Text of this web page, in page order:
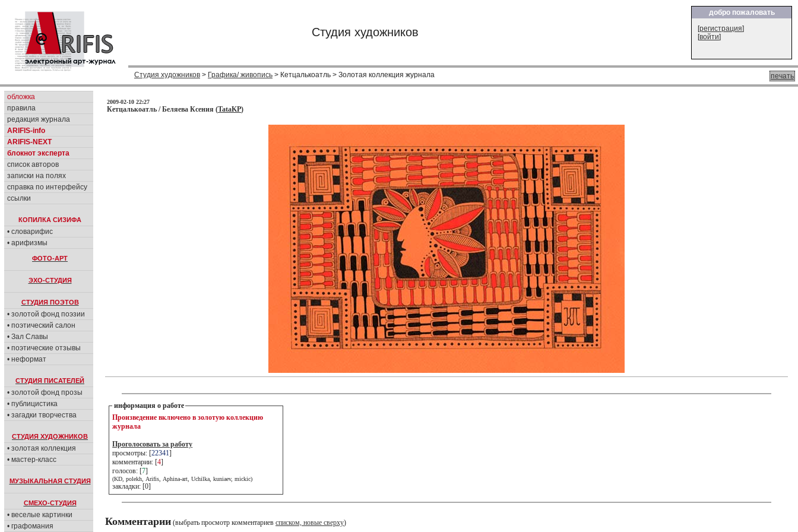
Студия художников
добро пожаловать
[регистрация]
[войти]
печать
Студия художников > Графика/ живопись > Кетцалькоатль > Золотая коллекция журнала
обложка
правила
редакция журнала
ARIFIS-info
ARIFIS-NEXT
блокнот эксперта
список авторов
записки на полях
справка по интерфейсу
ссылки
КОПИЛКА СИЗИФА
• словарифис
• арифизмы
ФОТО-АРТ
ЭХО-СТУДИЯ
СТУДИЯ ПОЭТОВ
• золотой фонд поэзии
• поэтический салон
• Зал Славы
• поэтические отзывы
• неформат
СТУДИЯ ПИСАТЕЛЕЙ
• золотой фонд прозы
• публицистика
• загадки творчества
СТУДИЯ ХУДОЖНИКОВ
• золотая коллекция
• мастер-класс
МУЗЫКАЛЬНАЯ СТУДИЯ
СМЕХО-СТУДИЯ
• веселые картинки
• графомания
2009-02-10 22:27
Кетцалькоатль / Беляева Ксения (TataKP)
информация о работе
Произведение включено в золотую коллекцию
журнала
Проголосовать за работу
просмотры: [22341]
комментарии: [4]
голосов: [7]
(KD, polekh, Arifis, Aphina-art, Uchilka, kuniaev, mickic)
закладки: [0]
Комментарии (выбрать просмотр комментариев списком, новые сверху)